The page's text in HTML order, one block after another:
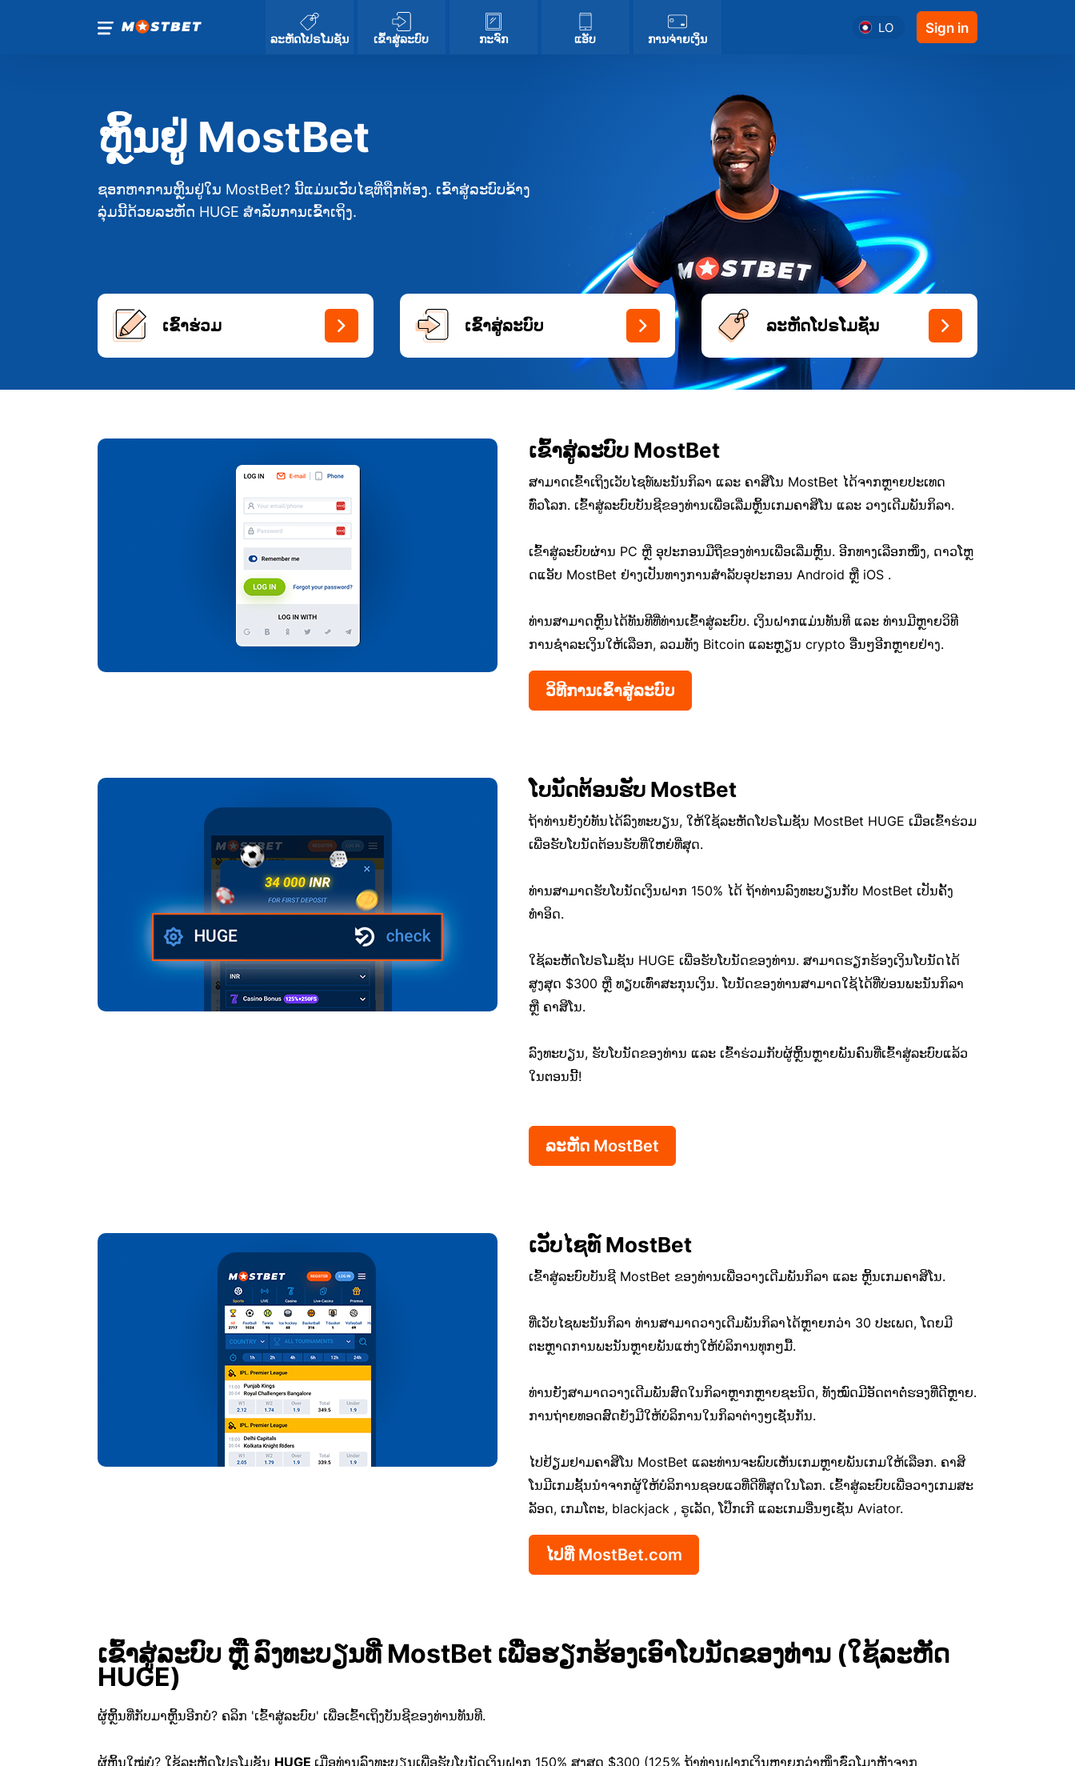
ລະຫັດໂປຣໂມຊັນ ເຂົ້າ​ສູ່​ລະ​ບົບ ກະຈົກ ແອັບ ການຈ່າຍເງິນ
LO Sign in
ຫຼິ້ນຢູ່ MostBet
ຊອກຫາການຫຼິ້ນຢູ່ໃນ MostBet? ນີ້ແມ່ນເວັບໄຊທີ່ຖືກຕ້ອງ. ເຂົ້າສູ່ລະບົບຂ້າງ
ລຸ່ມນີ້ດ້ວຍລະຫັດ HUGE ສໍາລັບການເຂົ້າເຖິງ.
ເຂົ້າຮ່ວມ ເຂົ້າ​ສູ່​ລະ​ບົບ ລະຫັດໂປຣໂມຊັນ
ເຂົ້າສູ່ລະບົບ MostBet
ສາມາດເຂົ້າເຖິງເວັບໄຊທ໌ພະນັນກິລາ ແລະ ຄາສິໂນ MostBet ໄດ້ຈາກຫຼາຍປະເທດ
ທົ່ວໂລກ. ເຂົ້າສູ່ລະບົບບັນຊີຂອງທ່ານເພື່ອເລີ່ມຫຼິ້ນເກມຄາສິໂນ ແລະ ວາງເດີມພັນກິລາ.
ເຂົ້າສູ່ລະບົບຜ່ານ PC ຫຼື ອຸປະກອນມືຖືຂອງທ່ານເພື່ອເລີ່ມຫຼິ້ນ. ອີກທາງເລືອກໜຶ່ງ, ດາວໂຫຼ
ດແອັບ MostBet ຢ່າງເປັນທາງການສຳລັບອຸປະກອນ Android ຫຼື iOS .
ທ່ານສາມາດຫຼິ້ນໄດ້ທັນທີທີ່ທ່ານເຂົ້າສູ່ລະບົບ. ເງິນຝາກແມ່ນທັນທີ ແລະ ທ່ານມີຫຼາຍວິທີ
ການຊໍາລະເງິນໃຫ້ເລືອກ, ລວມທັງ Bitcoin ແລະຫຼຽນ crypto ອື່ນໆອີກຫຼາຍຢ່າງ.
ວິທີການເຂົ້າສູ່ລະບົບ
ໂບນັດຕ້ອນຮັບ MostBet
ຖ້າທ່ານຍັງບໍ່ທັນໄດ້ລົງທະບຽນ, ໃຫ້ໃຊ້ລະຫັດໂປຣໂມຊັນ MostBet HUGE ເມື່ອເຂົ້າຮ່ວມ
ເພື່ອຮັບໂບນັດຕ້ອນຮັບທີ່ໃຫຍ່ທີ່ສຸດ.
ທ່ານສາມາດຮັບໂບນັດເງິນຝາກ 150% ໄດ້ ຖ້າທ່ານລົງທະບຽນກັບ MostBet ເປັນຄັ້ງ
ທຳອິດ.
ໃຊ້ລະຫັດໂປຣໂມຊັນ HUGE ເພື່ອຮັບໂບນັດຂອງທ່ານ. ສາມາດຮຽກຮ້ອງເງິນໂບນັດໄດ້
ສູງສຸດ $300 ຫຼື ທຽບເທົ່າສະກຸນເງິນ. ໂບນັດຂອງທ່ານສາມາດໃຊ້ໄດ້ທີ່ບ່ອນພະນັນກິລາ
ຫຼື ຄາສິໂນ.
ລົງທະບຽນ, ຮັບໂບນັດຂອງທ່ານ ແລະ ເຂົ້າຮ່ວມກັບຜູ້ຫຼິ້ນຫຼາຍພັນຄົນທີ່ເຂົ້າສູ່ລະບົບແລ້ວ
ໃນຕອນນີ້!
ລະຫັດ MostBet
ເວັບໄຊທ໌ MostBet
ເຂົ້າສູ່ລະບົບບັນຊີ MostBet ຂອງທ່ານເພື່ອວາງເດີມພັນກິລາ ແລະ ຫຼິ້ນເກມຄາສິໂນ.
ທີ່ເວັບໄຊພະນັນກິລາ ທ່ານສາມາດວາງເດີມພັນກິລາໄດ້ຫຼາຍກວ່າ 30 ປະເພດ, ໂດຍມີ
ຕະຫຼາດການພະນັນຫຼາຍພັນແຫ່ງໃຫ້ບໍລິການທຸກໆມື້.
ທ່ານຍັງສາມາດວາງເດີມພັນສົດໃນກິລາຫຼາກຫຼາຍຊະນິດ, ທັງໝົດມີອັດຕາຕໍ່ຮອງທີ່ດີຫຼາຍ.
ການຖ່າຍທອດສົດຍັງມີໃຫ້ບໍລິການໃນກິລາຕ່າງໆເຊັ່ນກັນ.
ໄປຢ້ຽມຢາມຄາສິໂນ MostBet ແລະທ່ານຈະພົບເຫັນເກມຫຼາຍພັນເກມໃຫ້ເລືອກ. ຄາສິ
ໂນມີເກມຊັ້ນນໍາຈາກຜູ້ໃຫ້ບໍລິການຊອບແວທີ່ດີທີ່ສຸດໃນໂລກ. ເຂົ້າສູ່ລະບົບເພື່ອວາງເກມສະ
ລັອດ, ເກມໂຕະ, blackjack , ຣູເລັດ, ໂປ໊ກເກີ ແລະເກມອື່ນໆເຊັ່ນ Aviator.
ໄປທີ່ MostBet.com
ເຂົ້າສູ່ລະບົບ ຫຼື ລົງທະບຽນທີ່ MostBet ເພື່ອຮຽກຮ້ອງເອົາໂບນັດຂອງທ່ານ (ໃຊ້ລະຫັດ
HUGE)
ຜູ້ຫຼິ້ນທີ່ກັບມາຫຼິ້ນອີກບໍ? ຄລິກ 'ເຂົ້າສູ່ລະບົບ' ເພື່ອເຂົ້າເຖິງບັນຊີຂອງທ່ານທັນທີ.
ຜູ້ຫຼິ້ນໃໝ່ບໍ? ໃຊ້ລະຫັດໂປຣໂມຊັນ HUGE ເມື່ອທ່ານລົງທະບຽນເພື່ອຮັບໂບນັດເງິນຝາກ 150% ສູງສຸດ $300 (125% ຖ້າທ່ານຝາກເງິນຫຼາຍກວ່າໜຶ່ງຊົ່ວໂມງຫຼັງຈາກ